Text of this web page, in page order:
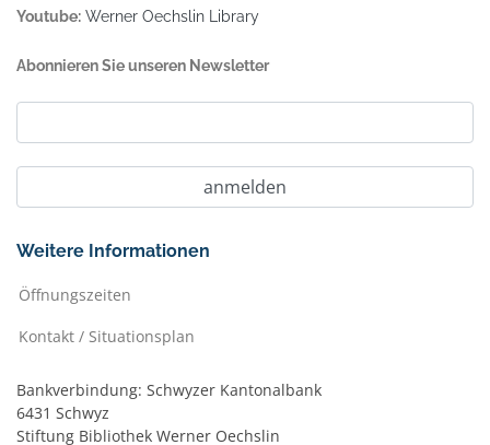
Youtube: Werner Oechslin Library
Abonnieren Sie unseren Newsletter
Weitere Informationen
Öffnungszeiten
Kontakt / Situationsplan
Bankverbindung: Schwyzer Kantonalbank
6431 Schwyz
Stiftung Bibliothek Werner Oechslin